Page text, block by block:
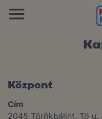
Központ
Cím
2045 Törökbálint, Tó u.